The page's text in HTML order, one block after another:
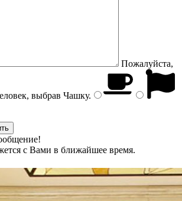
Пожалуйста,
выбрав Чашку.
с Вами в ближайшее время.